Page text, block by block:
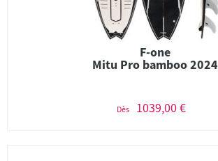
F-one
Mitu Pro bamboo 2024
Dès 1039,00 €